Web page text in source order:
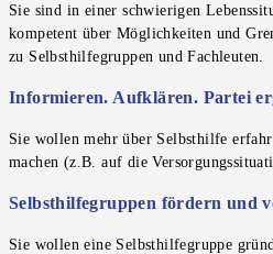
Sie sind in einer schwierigen
kompetent über Möglichkeiten und
zu Selbsthilfegruppen und Fachleuten.
Informieren. Aufklären. Partei
Sie wollen mehr über Selbsthilfe
machen (z.B. auf die
Selbsthilfegruppen fördern und
Sie wollen eine Selbsthilfegruppe